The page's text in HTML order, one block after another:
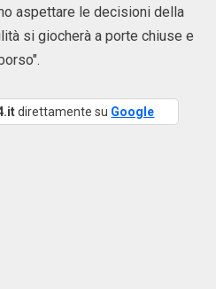
aspettare le decisioni della
si giocherà a porte chiuse e
direttamente su Google